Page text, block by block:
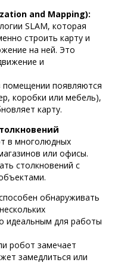
and Mapping):
SLAM, которая
строить карту и
на ней. Это
и
помещении появляются
коробки или мебель),
карту.
в многолюдных
или офисы.
столкновений с
обнаруживать
идеальным для работы
робот замечает
замедлиться или